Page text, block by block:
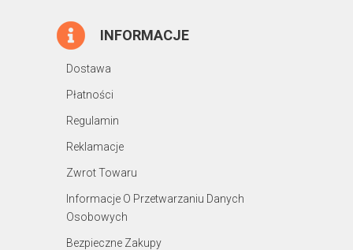
INFORMACJE
Dostawa
Płatności
Regulamin
Reklamacje
Zwrot Towaru
Informacje O Przetwarzaniu Danych
Osobowych
Bezpieczne Zakupy